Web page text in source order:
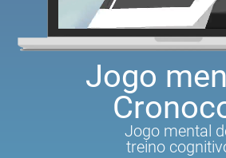
Jogo
Jogo mental
treino